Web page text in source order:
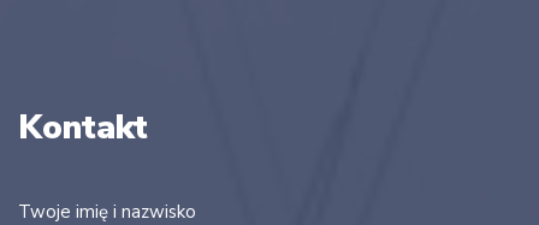
Kontakt
Twoje imię i nazwisko